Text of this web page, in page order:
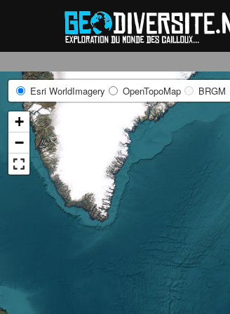
Esri WorldImagery OpenTopoMap BRGM
+
−